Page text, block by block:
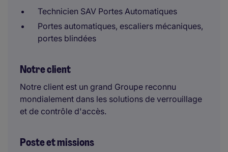
Technicien SAV Portes Automatiques
Portes automatiques, escaliers mécaniques,
portes blindées
Notre client
Notre client est un grand Groupe reconnu
mondialement dans les solutions de verrouillage
et de contrôle d'accès.
Poste et missions